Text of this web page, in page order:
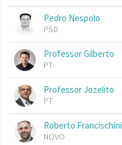
Pedro Nespolo
PSD
Professor Gilberto
PT
Professor Jozelito
PT
Roberto Francischini
NOVO